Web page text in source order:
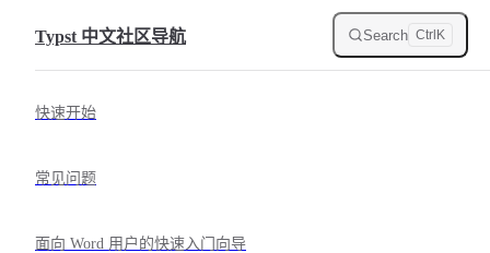
Skip to content
Typst 中文社区导航 Search Ctrl K
快速开始
常见问题
面向 Word 用户的快速入门向导